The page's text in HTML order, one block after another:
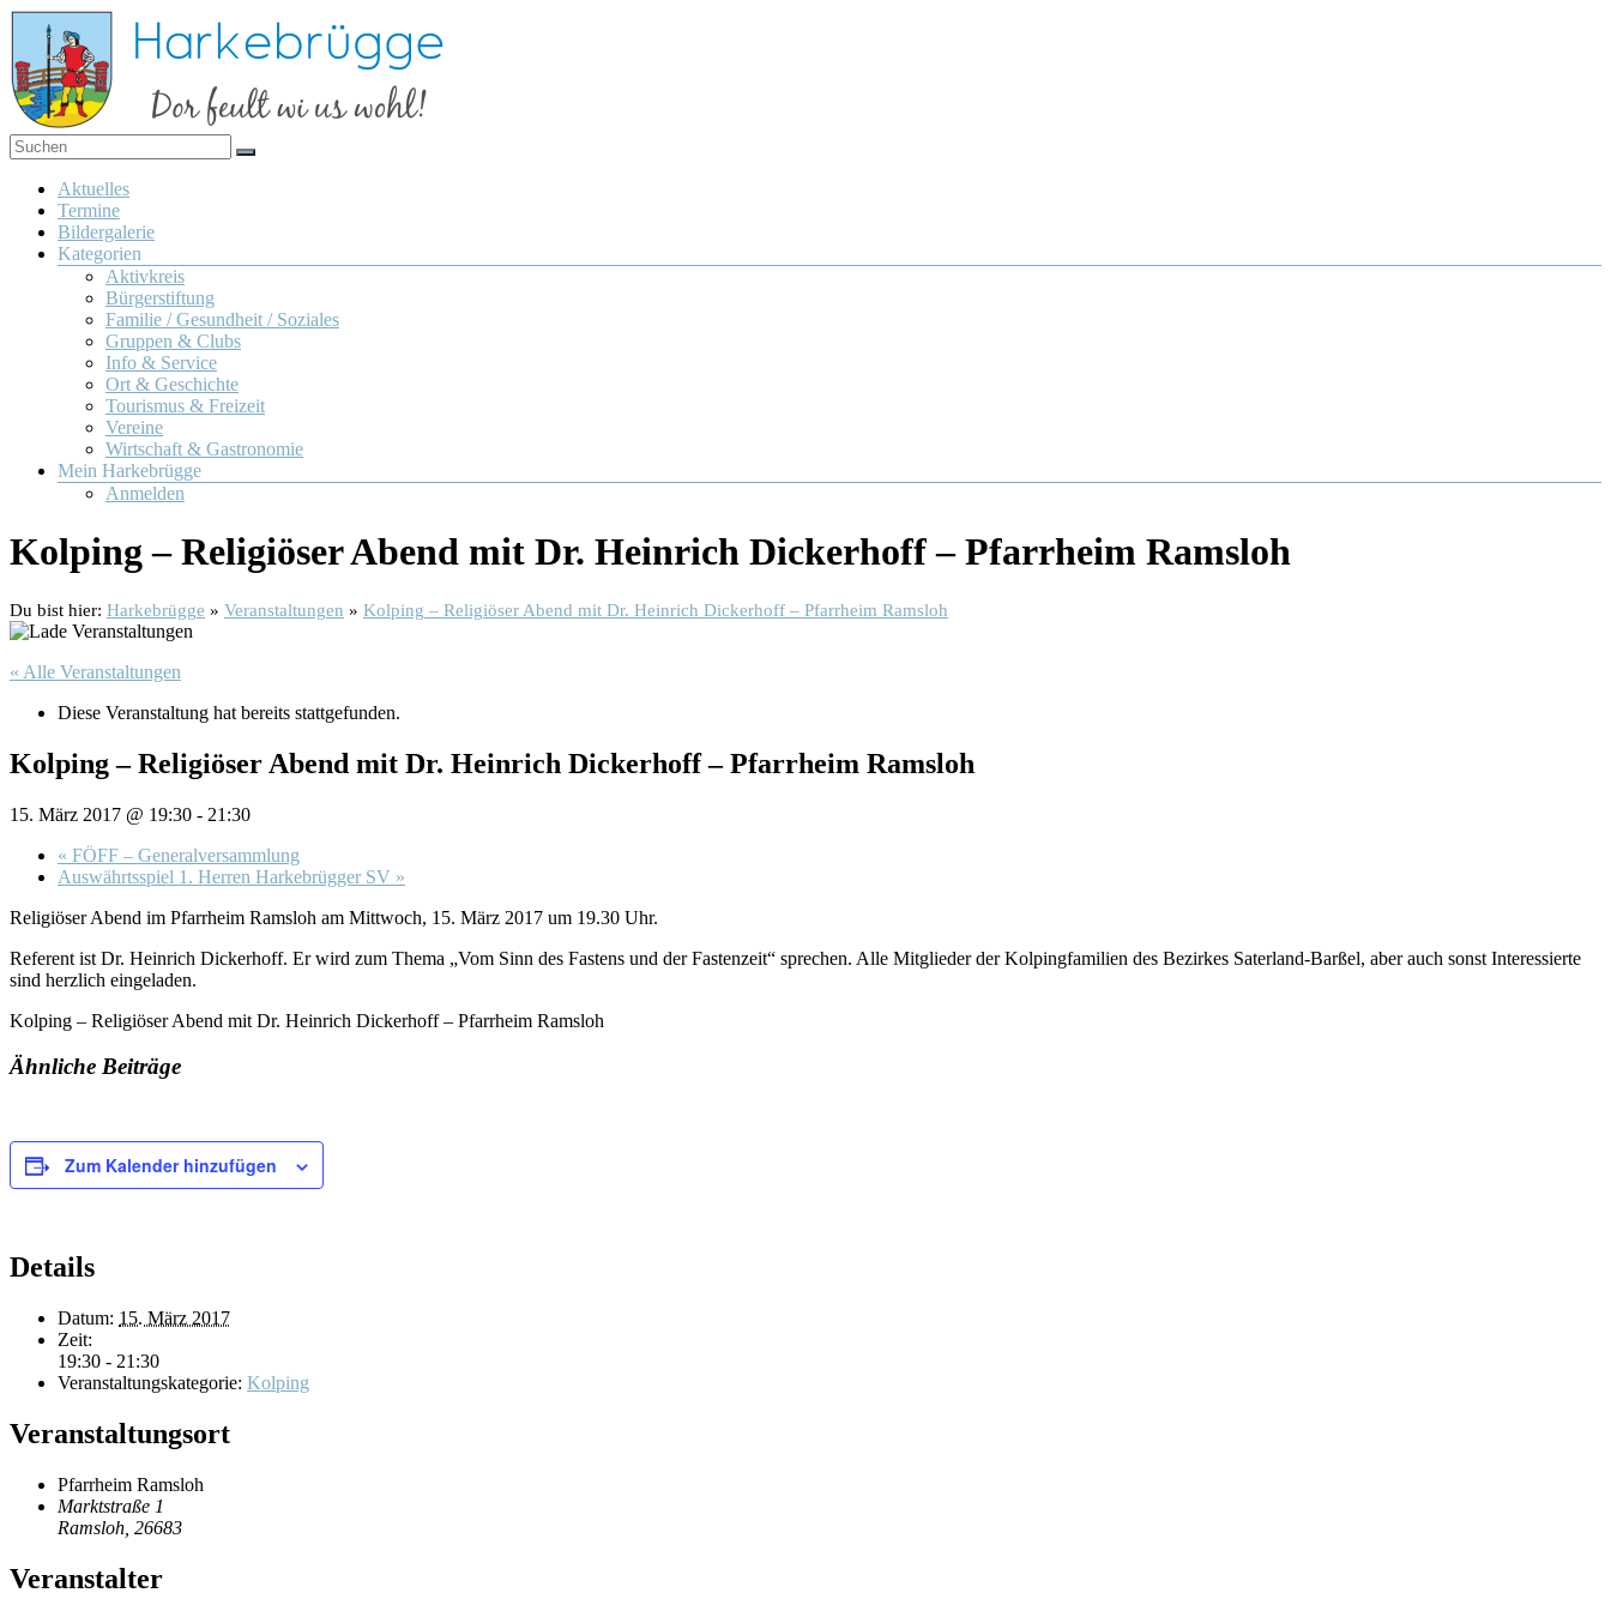
Zum
Inhalt
springen
Harkebrügge
Dor
feult
wi us
wohl!
Menü
Aktuelles
Termine
Bildergalerie
Kategorien
Aktivkreis
Bürgerstiftung
Familie / Gesundheit / Soziales
Gruppen & Clubs
Info & Service
Ort & Geschichte
Tourismus & Freizeit
Vereine
Wirtschaft & Gastronomie
Mein Harkebrügge
Anmelden
Kolping – Religiöser Abend mit Dr. Heinrich Dickerhoff – Pfarrheim Ramsloh
Du bist hier: Harkebrügge » Veranstaltungen » Kolping – Religiöser Abend mit Dr. Heinrich Dickerhoff – Pfarrheim Ramsloh
« Alle Veranstaltungen
Diese Veranstaltung hat bereits stattgefunden.
Kolping – Religiöser Abend mit Dr. Heinrich Dickerhoff – Pfarrheim Ramsloh
15. März 2017 @ 19:30 - 21:30
« FÖFF – Generalversammlung
Auswährtsspiel 1. Herren Harkebrügger SV »
Religiöser Abend im Pfarrheim Ramsloh am Mittwoch, 15. März 2017 um 19.30 Uhr.
Referent ist Dr. Heinrich Dickerhoff. Er wird zum Thema „Vom Sinn des Fastens und der Fastenzeit“ sprechen. Alle Mitglieder der Kolpingfamilien des Bezirkes Saterland-Barßel, aber auch sonst Interessierte
sind herzlich eingeladen.
Kolping – Religiöser Abend mit Dr. Heinrich Dickerhoff – Pfarrheim Ramsloh
Ähnliche Beiträge
Zum Kalender hinzufügen
Details
Datum: 15. März 2017
Zeit:
19:30 - 21:30
Veranstaltungskategorie: Kolping
Veranstaltungsort
Pfarrheim Ramsloh
Marktstraße 1
Ramsloh 26683
Veranstalter